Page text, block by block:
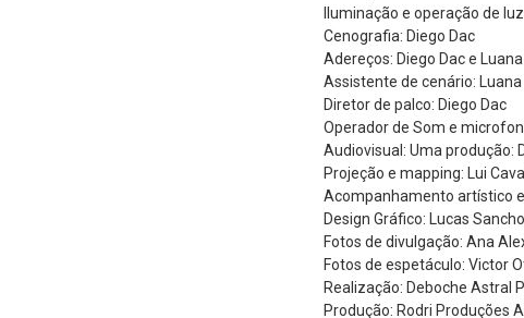
Iluminação e operação de
Cenografia: Diego Dac
Adereços: Diego Dac e
Assistente de cenário:
Diretor de palco: Diego Dac
Operador de Som e
Audiovisual: Uma produção:
Projeção e mapping: Lui
Acompanhamento artístico
Design Gráfico: Lucas Sancho
Fotos de divulgação: Ana
Fotos de espetáculo: Victor
Realização: Deboche Astral
Produção: Rodri Produções